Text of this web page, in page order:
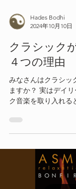
Hades Bodhi
2024年10月10日
クラシック
４つの理由
みなさんはクラシッ
ますか？ 実はデイ
ク音楽を取り入れる